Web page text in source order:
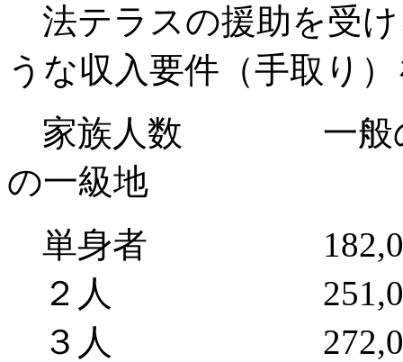
法テラスの援助を受
うな収入要件（手取り
家族人数 一般
の一級地
単身者 182,000
２人 251,000円
３人 272,000